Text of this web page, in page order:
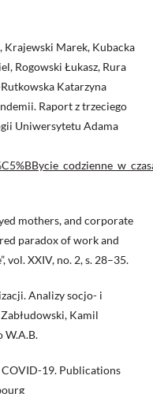
Krajewski Marek, Kubacka
Rogowski Łukasz, Rura
Katarzyna
Raport z trzeciego
Uniwersytetu Adama
mothers, and corporate
paradox of work and
vol. XXIV, no. 2, s. 28–35.
Analizy socjo- i
Kamil
W.A.B.
19. Publications